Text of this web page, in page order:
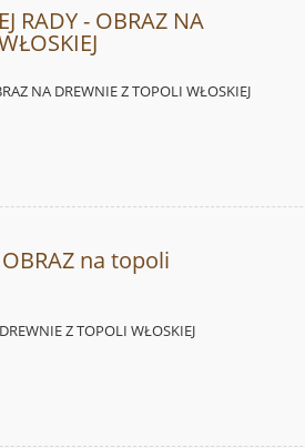
RADY - OBRAZ NA
NA DREWNIE Z TOPOLI WŁOSKIEJ
OBRAZ na topoli
Z TOPOLI WŁOSKIEJ